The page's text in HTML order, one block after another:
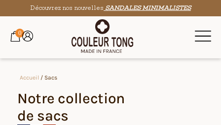
Découvrez nos nouvelles SANDALES MINIMALISTES
0
Accueil / Sacs
Notre collection
de sacs